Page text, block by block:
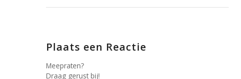
Plaats een Reactie
Meepraten?
Draag gerust bij!